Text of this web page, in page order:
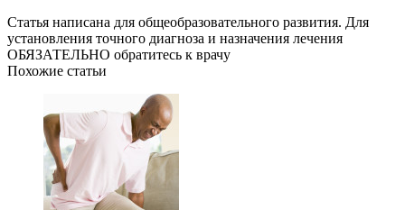
Статья написана для общеобразовательного развития. Для
установления точного диагноза и назначения лечения
ОБЯЗАТЕЛЬНО обратитесь к врачу
Похожие статьи